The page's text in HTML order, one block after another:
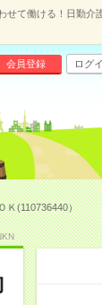
せて働ける！日勤介
会員登録 ログ
Ｋ(110736440）